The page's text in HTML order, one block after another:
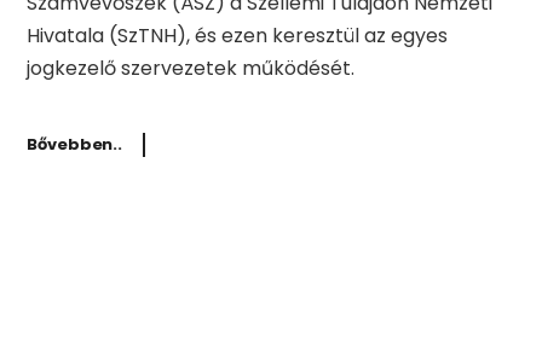
Hivatala (SzTNH), és ezen keresztül az egyes
jogkezelő szervezetek működését.
Bővebben..